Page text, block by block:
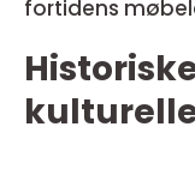
fortidens